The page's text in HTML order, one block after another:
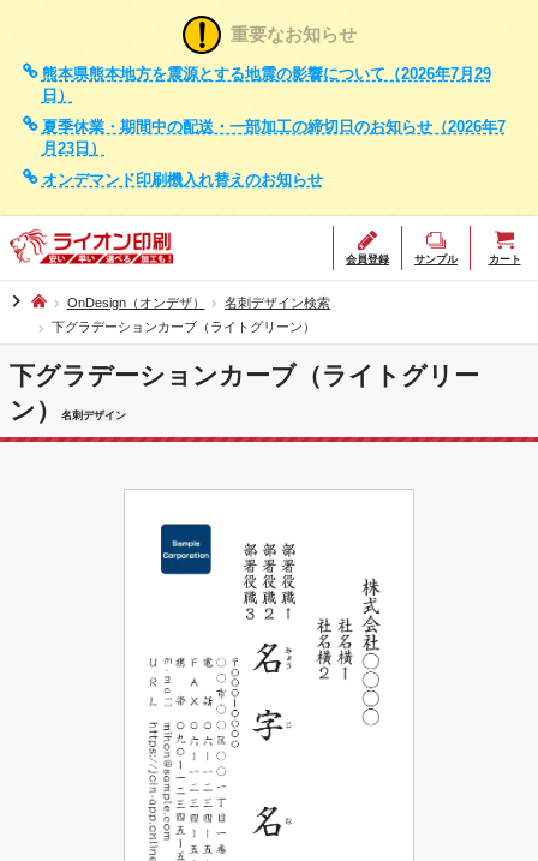
重要なお知らせ
熊本県熊本地方を震源とする地震の影響について（2026年7月29
日）
夏季休業・期間中の配送・一部加工の締切日のお知らせ（2026年7
月23日）
オンデマンド印刷機入れ替えのお知らせ
会員登録 サンプル カート
chevron_right OnDesign（オンデザ）
名刺デザイン検索
下グラデーションカーブ（ライトグリーン）
下グラデーションカーブ（ライトグリー
ン）
名刺デザイン